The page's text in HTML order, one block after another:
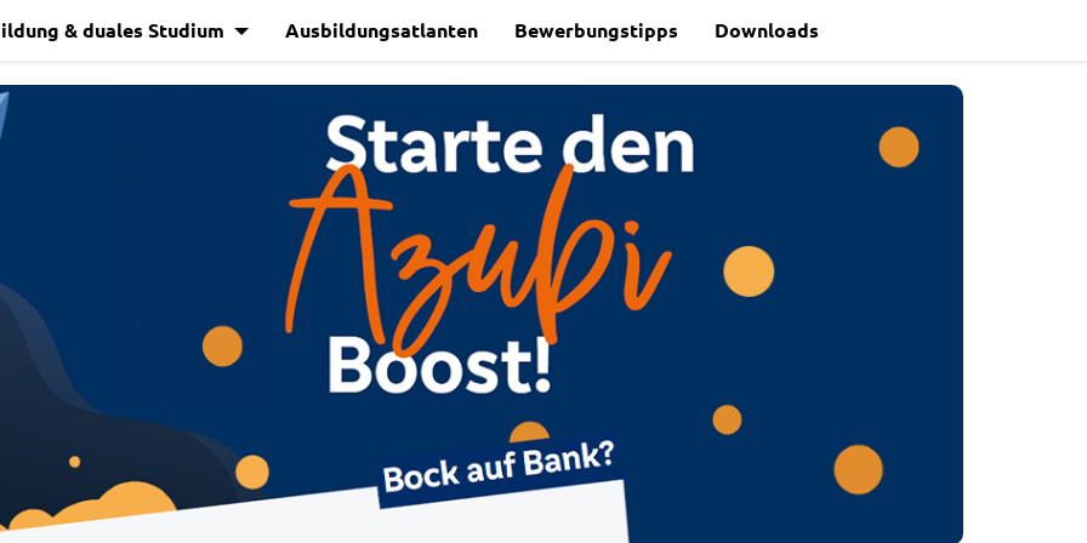
& duales Studium Ausbildungsatlanten Bewerbungstipps Downloads